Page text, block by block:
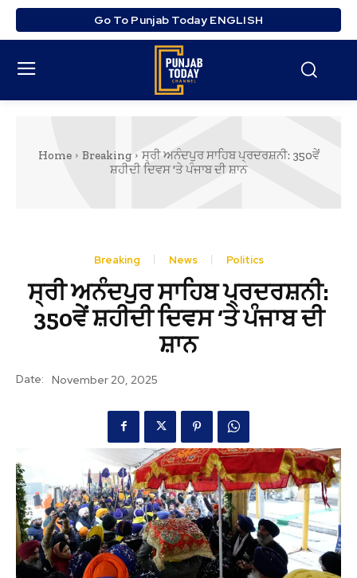
Go To Punjab Today ENGLISH
Home Breaking
ਸ੍ਰੀ ਅਨੰਦਪੁਰ ਸਾਹਿਬ ਪ੍ਰਦਰਸ਼ਨੀ: 350ਵੇਂ
ਸ਼ਹੀਦੀ ਦਿਵਸ 'ਤੇ ਪੰਜਾਬ ਦੀ ਸ਼ਾਨ
Breaking News Politics
ਸ੍ਰੀ ਅਨੰਦਪੁਰ ਸਾਹਿਬ ਪ੍ਰਦਰਸ਼ਨੀ:
350ਵੇਂ ਸ਼ਹੀਦੀ ਦਿਵਸ ‘ਤੇ ਪੰਜਾਬ ਦੀ
ਸ਼ਾਨ
Date: November 20, 2025